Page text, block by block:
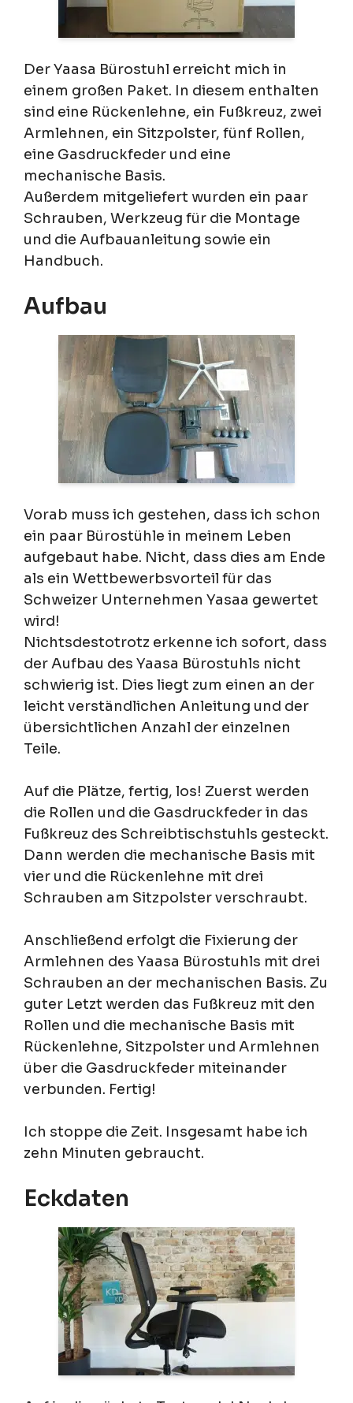
Der Yaasa Bürostuhl erreicht mich in
einem großen Paket. In diesem enthalten
sind eine Rückenlehne, ein Fußkreuz, zwei
Armlehnen, ein Sitzpolster, fünf Rollen,
eine Gasdruckfeder und eine
mechanische Basis.
Außerdem mitgeliefert wurden ein paar
Schrauben, Werkzeug für die Montage
und die Aufbauanleitung sowie ein
Handbuch.
Aufbau
Vorab muss ich gestehen, dass ich schon
ein paar Bürostühle in meinem Leben
aufgebaut habe. Nicht, dass dies am Ende
als ein Wettbewerbsvorteil für das
Schweizer Unternehmen Yasaa gewertet
wird!
Nichtsdestotrotz erkenne ich sofort, dass
der Aufbau des Yaasa Bürostuhls nicht
schwierig ist. Dies liegt zum einen an der
leicht verständlichen Anleitung und der
übersichtlichen Anzahl der einzelnen
Teile.
Auf die Plätze, fertig, los! Zuerst werden
die Rollen und die Gasdruckfeder in das
Fußkreuz des Schreibtischstuhls gesteckt.
Dann werden die mechanische Basis mit
vier und die Rückenlehne mit drei
Schrauben am Sitzpolster verschraubt.
Anschließend erfolgt die Fixierung der
Armlehnen des Yaasa Bürostuhls mit drei
Schrauben an der mechanischen Basis. Zu
guter Letzt werden das Fußkreuz mit den
Rollen und die mechanische Basis mit
Rückenlehne, Sitzpolster und Armlehnen
über die Gasdruckfeder miteinander
verbunden. Fertig!
Ich stoppe die Zeit. Insgesamt habe ich
zehn Minuten gebraucht.
Eckdaten